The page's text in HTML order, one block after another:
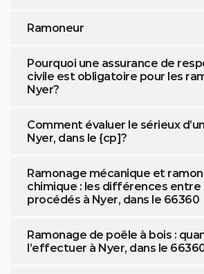
Ramoneur
Pourquoi une assurance de
civile est obligatoire pour les
Nyer?
Comment évaluer le sérieux
Nyer, dans le {cp]?
Ramonage mécanique et
chimique : les différences entre
procédés à Nyer, dans le 66360
Ramonage de poêle à bois :
l’effectuer à Nyer, dans le